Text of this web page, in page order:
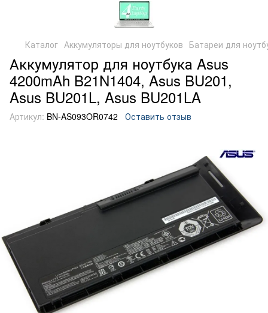
Каталог Аккумуляторы для ноутбуков Батареи для
Аккумулятор для ноутбука Asus
4200mAh B21N1404, Asus BU201,
Asus BU201L, Asus BU201LA
Артикул: BN-AS093OR0742 Оставить отзыв